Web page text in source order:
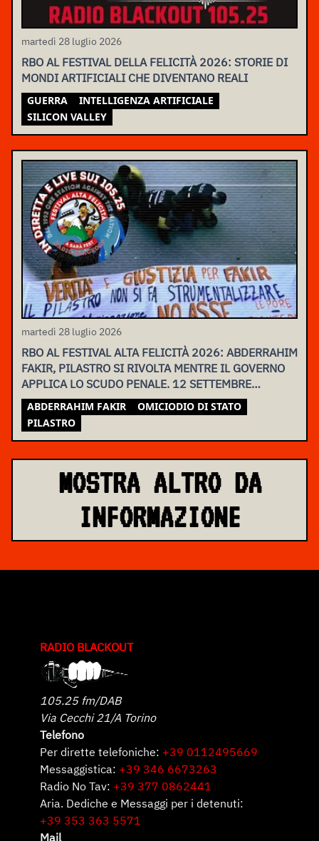
martedì 28 luglio 2026
RBO AL FESTIVAL DELLA FELICITÀ 2026: STORIE DI
MONDI ARTIFICIALI CHE DIVENTANO REALI
GUERRA
INTELLIGENZA ARTIFICIALE
SILICON VALLEY
martedì 28 luglio 2026
RBO AL FESTIVAL ALTA FELICITÀ 2026: ABDERRAHIM
FAKIR, PILASTRO SI RIVOLTA MENTRE IL GOVERNO
APPLICA LO SCUDO PENALE. 12 SETTEMBRE
ASSEMBLEA NAZIONALE
ABDERRAHIM FAKIR
OMICIODIO DI STATO
PILASTRO
MOSTRA ALTRO DA
INFORMAZIONE
RADIO BLACKOUT
105.25 fm/DAB
Via Cecchi 21/A Torino
Telefono
Per dirette telefoniche: +39 0112495669
Messaggistica: +39 346 6673263
Radio No Tav: +39 377 0862441
Aria. Dediche e Messaggi per i detenuti:
+39 353 363 5571
Mail